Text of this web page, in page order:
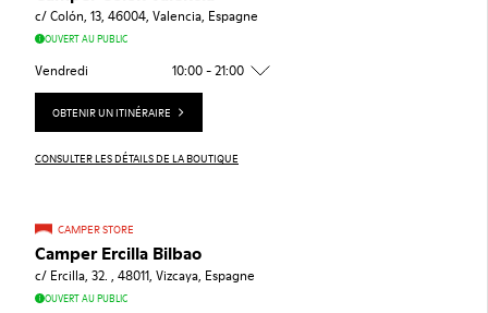
c/ Colón, 13, 46004, Valencia, Espagne
OUVERT AU PUBLIC
Vendredi 10:00 - 21:00
OBTENIR UN ITINÉRAIRE
CONSULTER LES DÉTAILS DE LA BOUTIQUE
CAMPER STORE
Camper Ercilla Bilbao
c/ Ercilla, 32. , 48011, Vizcaya, Espagne
OUVERT AU PUBLIC